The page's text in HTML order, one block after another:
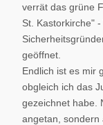
verrät das grüne
St. Kastorkirche"
geöffnet.
Endlich ist es mir
obgleich ich das
gezeichnet habe.
angetan, sondern